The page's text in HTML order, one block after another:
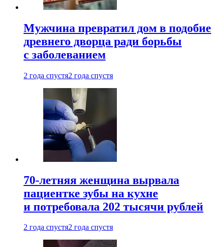
Мужчина превратил дом в подобие
древнего дворца ради борьбы
с заболеванием
2 года спустя2 года спустя
70-летняя женщина вырвала
пациентке зубы на кухне
и потребовала 202 тысячи рублей
2 года спустя2 года спустя